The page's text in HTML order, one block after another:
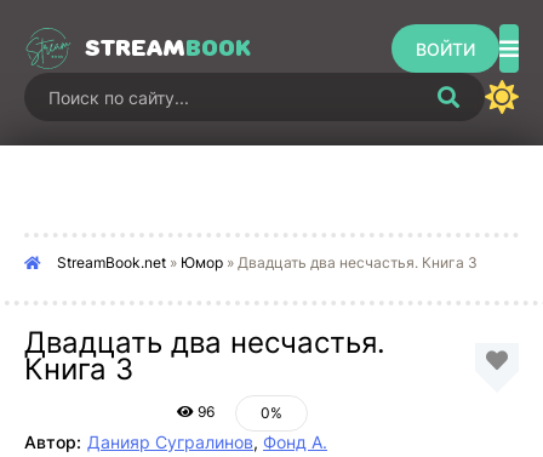
STREAMBOOK ВОЙТИ
StreamBook.net » Юмор » Двадцать два несчастья. Книга 3
Двадцать два несчастья.
Книга 3
96 0%
Автор: Данияр Сугралинов, Фонд А.